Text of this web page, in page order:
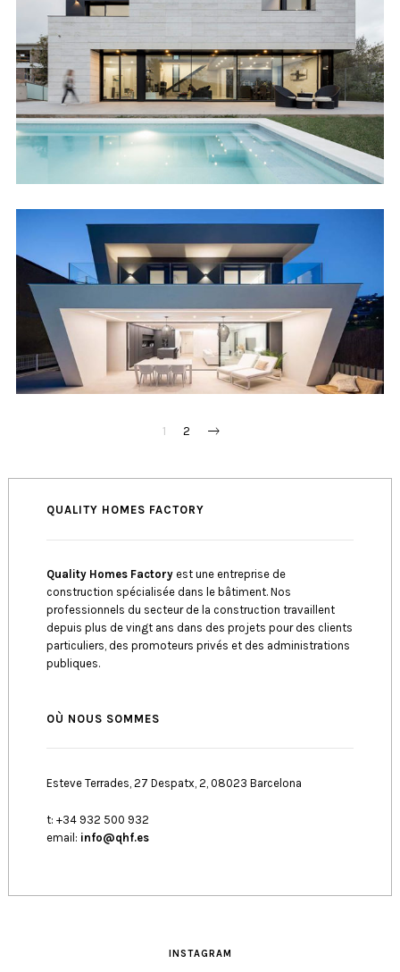
1 2
QUALITY HOMES FACTORY
Quality Homes Factoryest une entreprise de
construction spécialisée dans le bâtiment. Nos
professionnels du secteur de la construction travaillent
depuis plus de vingt ans dans des projets pour des clients
particuliers, des promoteurs privés et des administrations
publiques.
OÙ NOUS SOMMES
Esteve Terrades, 27 Despatx, 2, 08023 Barcelona
t: +34 932 500 932
email: info@qhf.es
INSTAGRAM